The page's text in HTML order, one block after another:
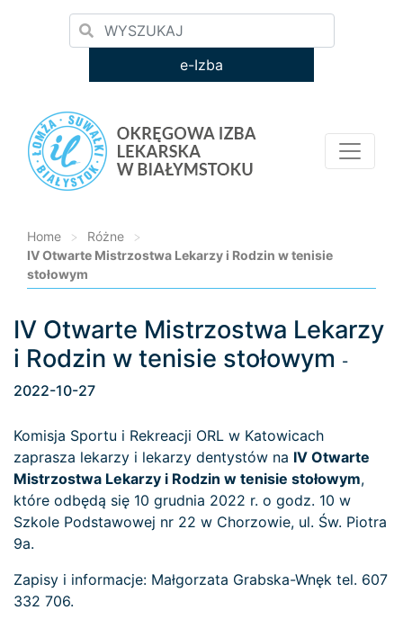
e-Izba
Home > Różne
>
IV Otwarte Mistrzostwa Lekarzy i Rodzin w tenisie
stołowym
Loading...
IV Otwarte Mistrzostwa Lekarzy
i Rodzin w tenisie stołowym -
2022-10-27
Komisja Sportu i Rekreacji ORL w Katowicach
zaprasza lekarzy i lekarzy dentystów na IV Otwarte
Mistrzostwa Lekarzy i Rodzin w tenisie stołowym,
które odbędą się 10 grudnia 2022 r. o godz. 10 w
Szkole Podstawowej nr 22 w Chorzowie, ul. Św. Piotra
9a.
Zapisy i informacje: Małgorzata Grabska-Wnęk tel. 607
332 706.